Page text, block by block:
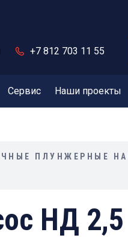
+7 812 703 11 55
Сервис Наши проекты
ПЛУНЖЕРНЫЕ
НД